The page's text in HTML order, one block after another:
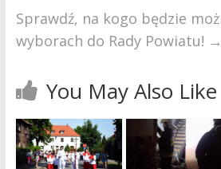
Sprawdź, na kogo będzie
wyborach do Rady Powiatu! →
You May Also Like